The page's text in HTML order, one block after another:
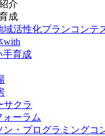
介
成
域活性化プランコンテ
with
手育成
サクラ
ーラム
ン・プログラミングコ